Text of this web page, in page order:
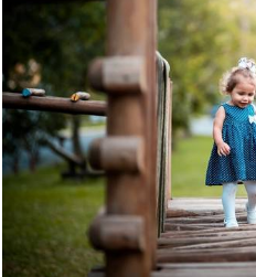
1067